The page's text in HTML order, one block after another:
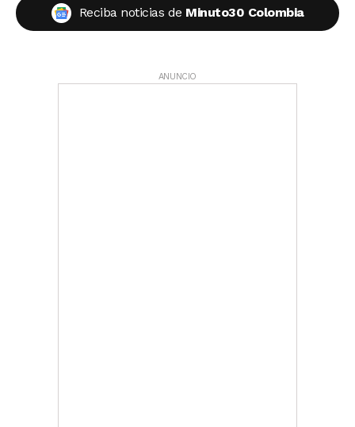
Reciba noticias de Minuto30 Colombia
ANUNCIO